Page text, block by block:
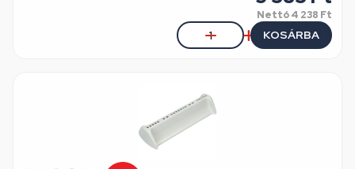
Nettó4 238 Ft
KOSÁRBA